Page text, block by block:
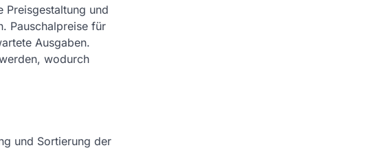
Preisgestaltung und
Pauschalpreise für
Ausgaben.
wodurch
und Sortierung der